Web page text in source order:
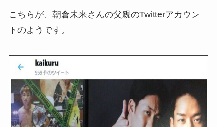
こちらが、朝倉未来さんの父親のTwitterアカウン
トのようです。